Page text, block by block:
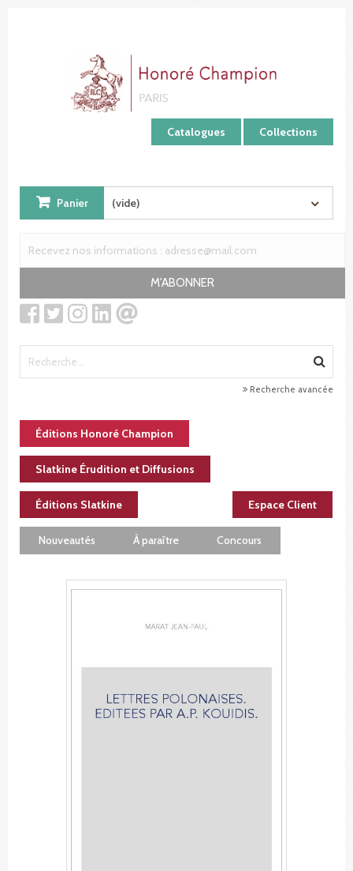
Catalogues Collections
Panier (vide)
M'ABONNER
Recherche avancée
Éditions Honoré Champion
Slatkine Érudition et Diffusions
Éditions Slatkine Espace Client
Nouveautés À paraître Concours